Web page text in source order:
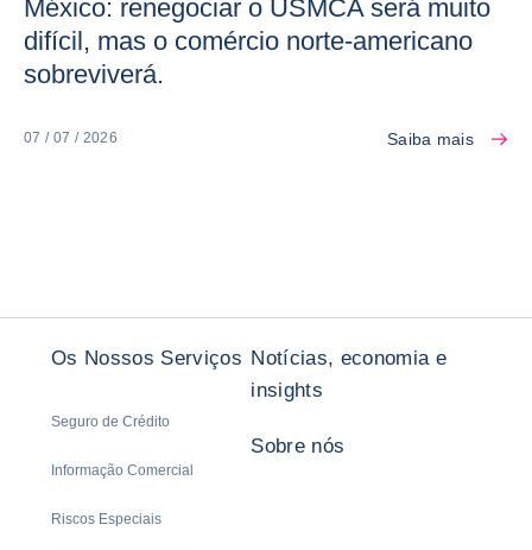
México: renegociar o USMCA será muito
difícil, mas o comércio norte-americano
sobreviverá.
07 / 07 / 2026 Saiba mais
Os Nossos Serviços
Seguro de Crédito
Informação Comercial
Riscos Especiais
Notícias, economia e
insights
Sobre nós